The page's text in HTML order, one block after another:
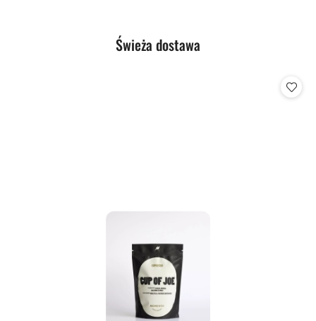
Pomiń karuzelę produktów
Produkty
Świeża dostawa